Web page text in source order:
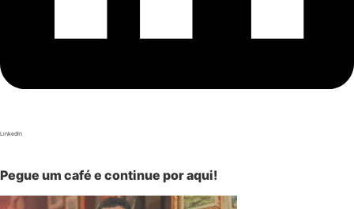
LinkedIn
Pegue um café e continue por aqui!